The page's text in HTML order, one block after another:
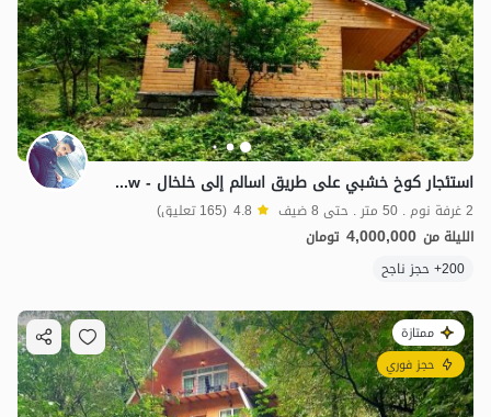
استئجار كوخ خشبي على طريق اسالم إلى خلخال - Gijaw
2 غرفة نوم . 50 متر . حتى 8 ضيف 4.8 (165 تعليق)
الليلة من 4,000,000 تومان
200+ حجز ناجح
ممتازة
حجز فوري